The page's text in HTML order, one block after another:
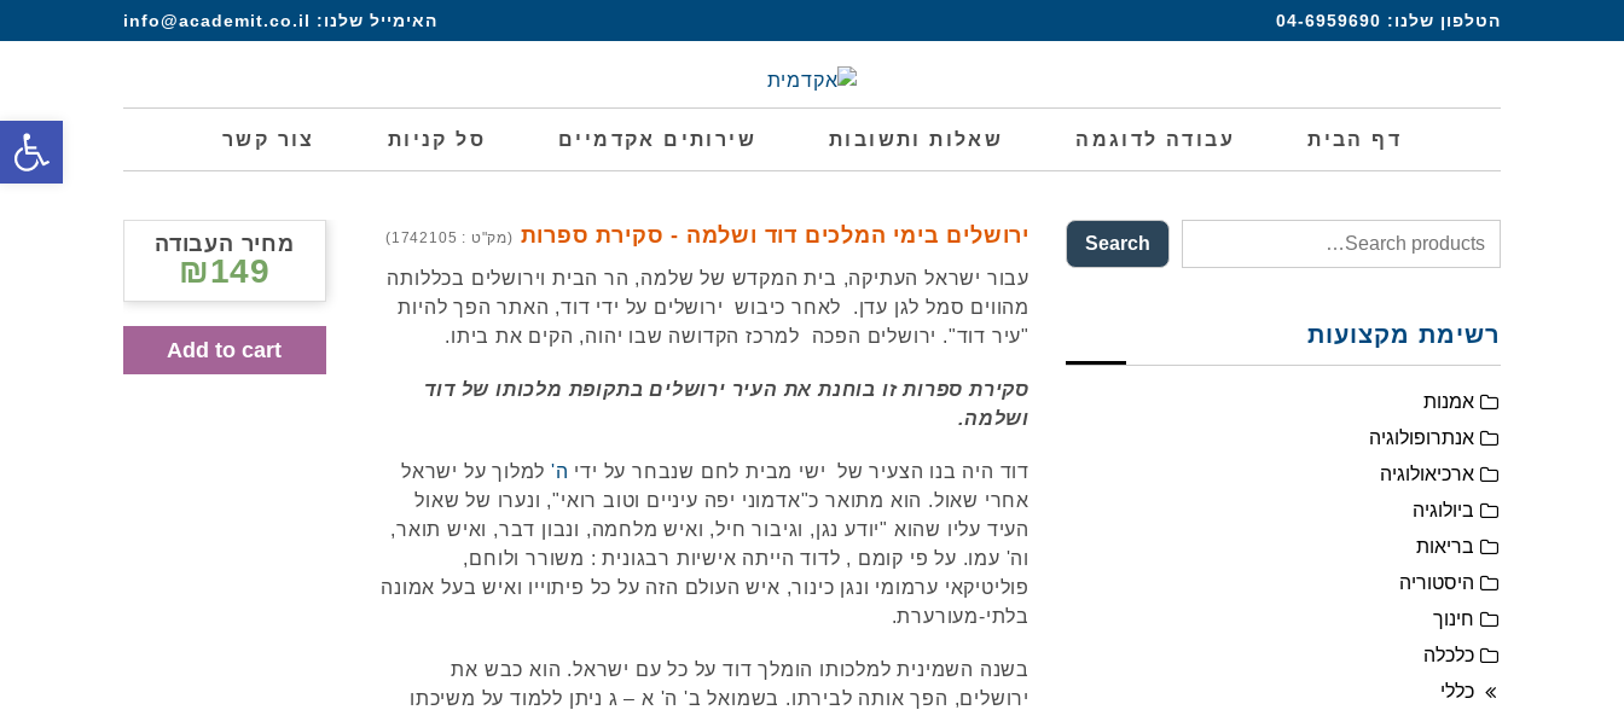
פתח
הטלפון שלנו: 04-6959690 האימייל שלנו: info@academit.co.il
דף הבית עבודה לדוגמה שאלות ותשובות שירותים אקדמיים סל קניות צור קשר
ירושלים בימי המלכים דוד ושלמה - סקירת ספרות (מק"ט : 1742105)
עבור ישראל העתיקה, בית המקדש של שלמה, הר הבית וירושלים בכללותה
מהווים סמל לגן עדן. לאחר כיבוש ירושלים על ידי דוד, האתר הפך להיות
"עיר דוד". ירושלים הפכה למרכז הקדושה שבו יהוה, הקים את ביתו.
סקירת ספרות זו בוחנת את העיר ירושלים בתקופת מלכותו של דוד
ושלמה.
דוד היה בנו הצעיר של ישי מבית לחם שנבחר על ידי ה' למלוך על ישראל
אחרי שאול. הוא מתואר כ"אדמוני יפה עיניים וטוב רואי", ונערו של שאול
העיד עליו שהוא "יודע נגן, וגיבור חיל, ואיש מלחמה, ונבון דבר, ואיש תואר,
וה' עמו. על פי קומם , לדוד הייתה אישיות רבגונית : משורר ולוחם,
פוליטיקאי ערמומי ונגן כינור, איש העולם הזה על כל פיתוייו ואיש בעל אמונה
בלתי-מעורערת.
בשנה השמינית למלכותו הומלך דוד על כל עם ישראל. הוא כבש את
ירושלים, הפך אותה לבירתו. בשמואל ב' ה' א – ג ניתן ללמוד על משיכתו
מחיר העבודה
₪149
Add to cart
Search
רשימת מקצועות
אמנות
אנתרופולוגיה
ארכיאולוגיה
ביולוגיה
בריאות
היסטוריה
חינוך
כלכלה
כללי